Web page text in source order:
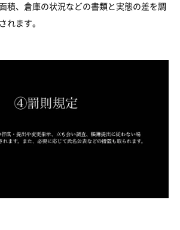
積、倉庫の状況などの書類と実態の差を調
れます。